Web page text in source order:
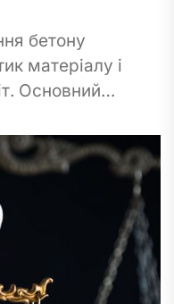
бетону
матеріалу і
Основний
150...